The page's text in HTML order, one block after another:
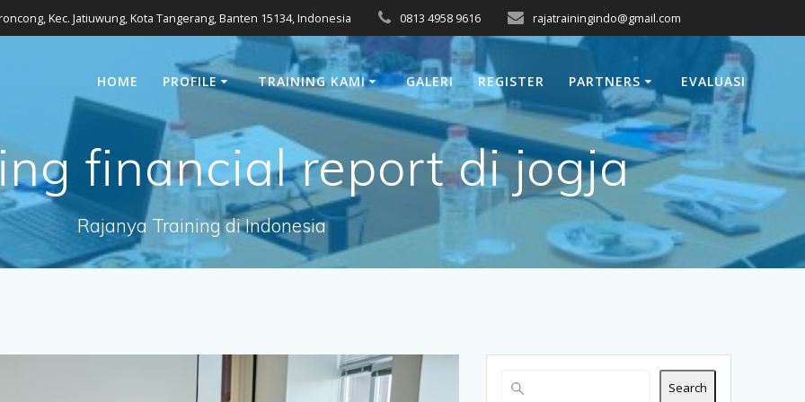
Kec. Jatiuwung, Kota Tangerang, Banten 15134, Indonesia 0813 4958 9616 rajatrainingindo@gmail.com
HOME PROFILE TRAINING KAMI GALERI REGISTER PARTNERS EVALUASI
financial report di jogja
Rajanya Training di Indonesia
Search